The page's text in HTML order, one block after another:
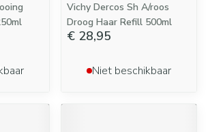
Vichy Dercos Sh A/roos
Droog Haar Refill 500ml
€ 28,95
Niet beschikbaar